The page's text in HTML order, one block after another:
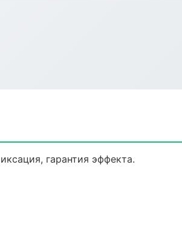
гарантия эффекта.